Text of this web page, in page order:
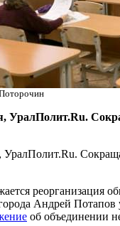
реорганизация
Андрей Потапов
об объединении